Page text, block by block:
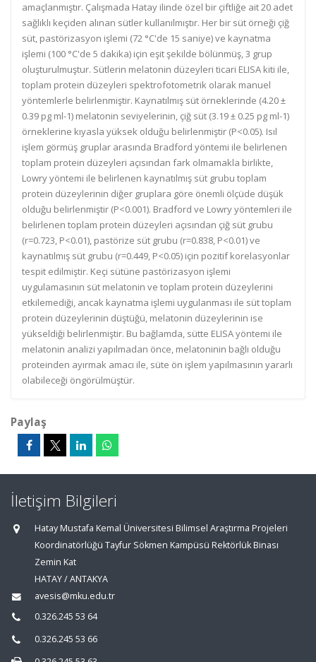
amaçlanmıştır. Çalışmada Hatay ilinde özel bir çiftliğe ait 20 adet
sağlıklı keçiden alınan sütler kullanılmıştır. Her bir süt örneği çiğ
süt, pastörizasyon işlemi (72 °C'de 15 saniye) ve kaynatma
işlemi (100 °C'de 5 dakika) için eşit şekilde bölünmüş, 3 grup
oluşturulmuştur. Sütlerin melatonin düzeyleri ticari ELISA kiti ile,
toplam protein düzeyleri spektrofotometrik olarak manuel
yöntemlerle belirlenmiştir. Kaynatılmış süt örneklerinde (4.20 ±
0.39 pg ml-1) melatonin seviyelerinin, çiğ süt (3.19 ± 0.25 pg ml-1)
örneklerine kıyasla yüksek olduğu belirlenmiştir (P<0.05). Isıl
işlem görmüş gruplar arasında Bradford yöntemi ile belirlenen
toplam protein düzeyleri açısından fark olmamakla birlikte,
Lowry yöntemi ile belirlenen kaynatılmış süt grubu toplam
protein düzeylerinin diğer gruplara göre önemli ölçüde düşük
olduğu belirlenmiştir (P<0.001). Bradford ve Lowry yöntemleri ile
belirlenen toplam protein düzeyleri açısından çiğ süt grubu
(r=0.723, P<0.01), pastörize süt grubu (r=0.838, P<0.01) ve
kaynatılmış süt grubu (r=0.449, P<0.05) için pozitif korelasyonlar
tespit edilmiştir. Keçi sütüne pastörizasyon işlemi
uygulamasının süt melatonin ve toplam protein düzeylerini
etkilemediği, ancak kaynatma işlemi uygulanması ile süt toplam
protein düzeylerinin düştüğü, melatonin düzeylerinin ise
yükseldiği belirlenmiştir. Bu bağlamda, sütte ELISA yöntemi ile
melatonin analizi yapılmadan önce, melatoninin bağlı olduğu
proteinden ayırmak amacı ile, süte ön işlem yapılmasının yararlı
olabileceği öngörülmüştür.
Paylaş
İletişim Bilgileri
Hatay Mustafa Kemal Üniversitesi Bilimsel Araştırma Projeleri
Koordinatörlüğü Tayfur Sökmen Kampüsü Rektörlük Binası
Zemin Kat
HATAY / ANTAKYA
avesis@mku.edu.tr
0.326.245 53 64
0.326.245 53 66